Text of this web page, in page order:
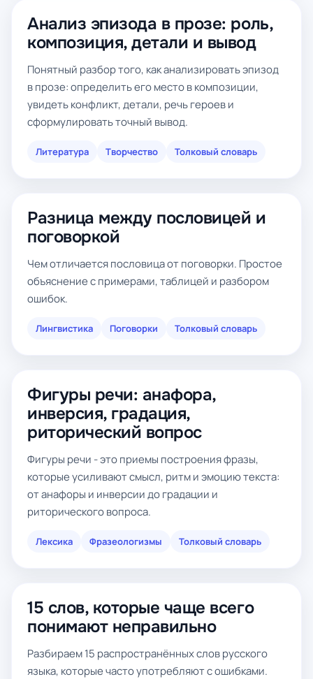
Анализ эпизода в прозе: роль,
композиция, детали и вывод
Понятный разбор того, как анализировать эпизод
в прозе: определить его место в композиции,
увидеть конфликт, детали, речь героев и
сформулировать точный вывод.
Литература Творчество Толковый словарь
Разница между пословицей и
поговоркой
Чем отличается пословица от поговорки. Простое
объяснение с примерами, таблицей и разбором
ошибок.
Лингвистика Поговорки Толковый словарь
Фигуры речи: анафора,
инверсия, градация,
риторический вопрос
Фигуры речи - это приемы построения фразы,
которые усиливают смысл, ритм и эмоцию текста:
от анафоры и инверсии до градации и
риторического вопроса.
Лексика Фразеологизмы Толковый словарь
15 слов, которые чаще всего
понимают неправильно
Разбираем 15 распространённых слов русского
языка, которые часто употребляют с ошибками.